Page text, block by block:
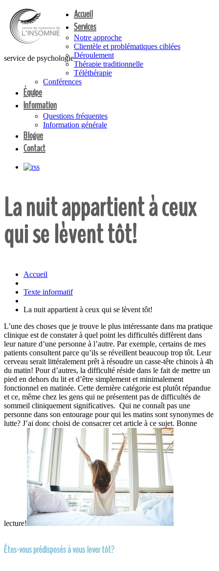
service de psychologie
Accueil
Services
Notre approche
Clientèle et problématiques ciblées
Déroulement
Thérapie traditionnelle
Téléthérapie
Conférences
Équipe
Information
Questions fréquentes
Information générale
Blogue
Contact
La nuit appartient à ceux
qui se lèvent tôt!
Accueil
Texte informatif
La nuit appartient à ceux qui se lèvent tôt!
L’une des choses que je trouve le plus intéressante dans ma pratique
clinique est de constater à quel point les difficultés diffèrent dans
leur nature d’une personne à l’autre. Par exemple, certains de mes
patients consultent parce qu’ils se réveillent beaucoup trop tôt. Leur
cerveau serait littéralement prêt à résoudre un casse-tête chinois à 4h
du matin! Pour d’autres, la difficulté réside dans le fait de mettre un
pied en dehors du lit et d’être simplement et minimalement
fonctionnel en matinée. Cette dernière catégorie est plutôt répandue
et ce, même chez les gens qui ne présentent pas de difficultés de
sommeil cliniquement significatives. Qui ne connaît pas une
personne dans son entourage pour qui les matins sont synonymes de
lutte? J’ai donc choisi de consacrer cet article à ce sujet. Bonne
lecture!
Êtes-vous prédisposés à vous lever tôt?